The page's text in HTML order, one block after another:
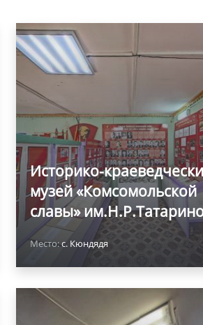
Историко-
музей «Комсомольской
славы»
Место:с. Кюндядя